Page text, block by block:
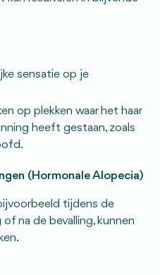
sensatie op je
op plekken waar het haar
heeft gestaan, zoals
(Hormonale Alopecia)
tijdens de
na de bevalling, kunnen